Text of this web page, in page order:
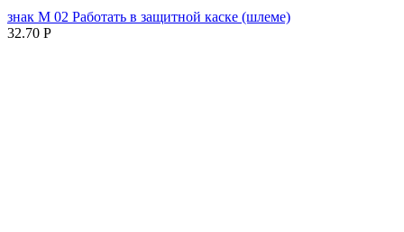
знак М 02 Работать в защитной каске (шлеме)
32.70 Р